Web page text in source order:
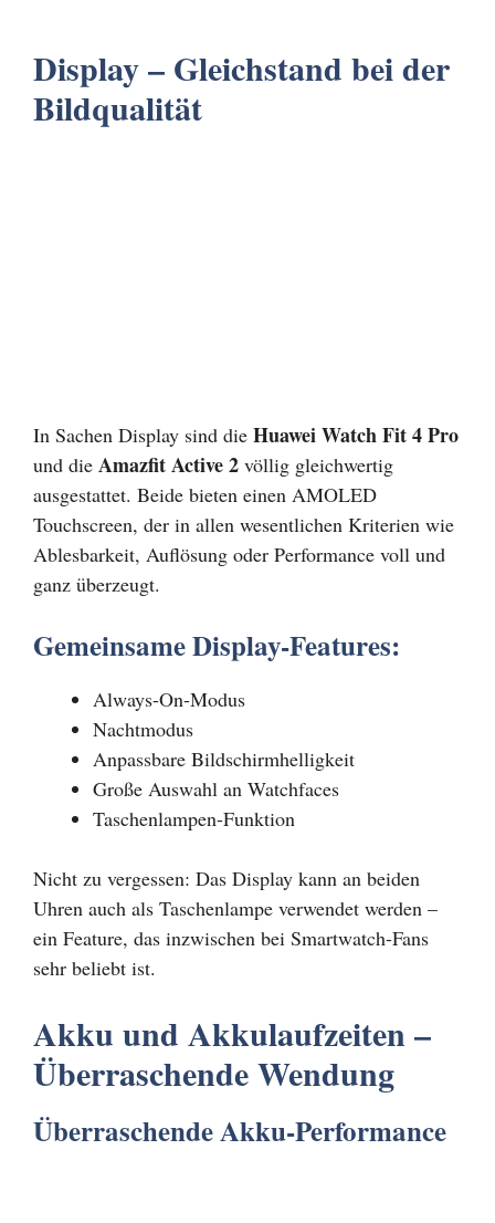
Display – Gleichstand bei der
Bildqualität
In Sachen Display sind die Huawei Watch Fit 4 Pro
und die Amazfit Active 2 völlig gleichwertig
ausgestattet. Beide bieten einen AMOLED
Touchscreen, der in allen wesentlichen Kriterien wie
Ablesbarkeit, Auflösung oder Performance voll und
ganz überzeugt.
Gemeinsame Display-Features:
Always-On-Modus
Nachtmodus
Anpassbare Bildschirmhelligkeit
Große Auswahl an Watchfaces
Taschenlampen-Funktion
Nicht zu vergessen: Das Display kann an beiden
Uhren auch als Taschenlampe verwendet werden –
ein Feature, das inzwischen bei Smartwatch-Fans
sehr beliebt ist.
Akku und Akkulaufzeiten –
Überraschende Wendung
Überraschende Akku-Performance